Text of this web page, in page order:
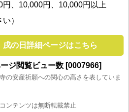
、10,000円、10,000円以上
）
の日詳細ページはこちら
ジ閲覧ビュー数 [0007966]
の安産祈願への関心の高さを表していま
ンテンツは無断転載禁止